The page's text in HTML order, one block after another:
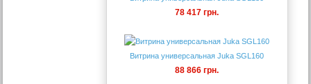
78 417 грн.
Витрина универсальная Juka SGL160
88 866 грн.